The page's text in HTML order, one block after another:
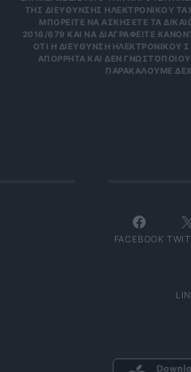
Σ ΔΙΕΎΘΥΝΣΗΣ ΗΛΕΚΤΡΟΝΙΚΟΎ
ΡΕΊΤΕ ΝΑ ΑΣΚΉΣΕΤΕ ΤΑ
6/679 ΚΑΙ ΝΑ ΔΙΑΓΡΑΦΕΊΤΕ
Η ΔΙΕΎΘΥΝΣΗ ΗΛΕΚΤΡΟΝΙΚΟΎ ΣΑΣ
ΡΗΤΑ ΚΑΙ ΔΕΝ
ΚΑΛΟΎΜΕ
FACEBOOK